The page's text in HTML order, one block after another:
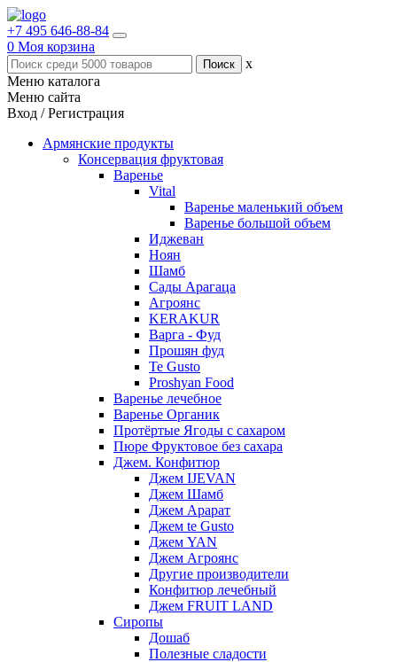
+7 495 646-88-84
0 Моя корзина
x
Меню каталога
Меню сайта
Вход / Регистрация
Армянские продукты
Консервация фруктовая
Варенье
Vital
Варенье маленький объем
Варенье большой объем
Иджеван
Ноян
Шамб
Сады Арагаца
Агроянс
KERAKUR
Варга - Фуд
Прошян фуд
Te Gusto
Proshyan Food
Варенье лечебное
Варенье Органик
Протёртые Ягоды с сахаром
Пюре Фруктовое без сахара
Джем. Конфитюр
Джем IJEVAN
Джем Шамб
Джем Арарат
Джем te Gusto
Джем YAN
Джем Агроянс
Другие производители
Конфитюр лечебный
Джем FRUIT LAND
Сиропы
Дошаб
Полезные сладости